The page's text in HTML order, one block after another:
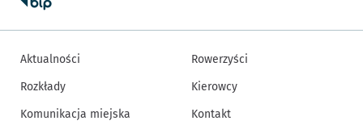
Aktualności
Rozkłady
Komunikacja miejska
Rowerzyści
Kierowcy
Kontakt